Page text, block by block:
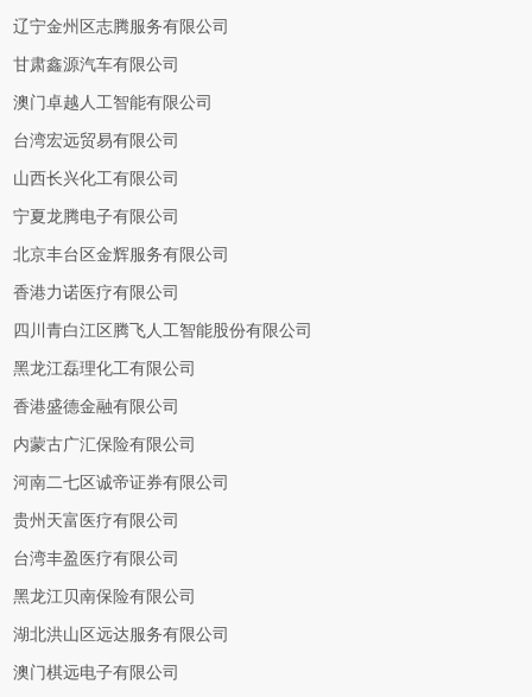
辽宁金州区志腾服务有限公司
甘肃鑫源汽车有限公司
澳门卓越人工智能有限公司
台湾宏远贸易有限公司
山西长兴化工有限公司
宁夏龙腾电子有限公司
北京丰台区金辉服务有限公司
香港力诺医疗有限公司
四川青白江区腾飞人工智能股份有限公司
黑龙江磊理化工有限公司
香港盛德金融有限公司
内蒙古广汇保险有限公司
河南二七区诚帝证券有限公司
贵州天富医疗有限公司
台湾丰盈医疗有限公司
黑龙江贝南保险有限公司
湖北洪山区远达服务有限公司
澳门棋远电子有限公司